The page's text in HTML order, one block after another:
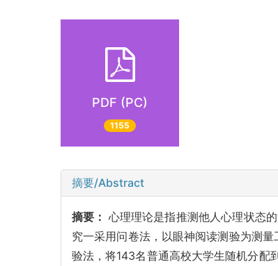
PDF (PC)
1155
摘要/Abstract
摘要： 心理理论是指推测他人心理状态
究一采用问卷法，以眼神阅读测验为测
验法，将143名普通高校大学生随机分配